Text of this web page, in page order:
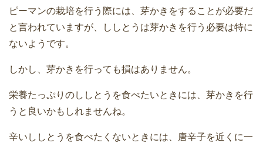
ピーマンの栽培を行う際には、芽かきをすることが必要だ
と言われていますが、ししとうは芽かきを行う必要は特に
ないようです。
しかし、芽かきを行っても損はありません。
栄養たっぷりのししとうを食べたいときには、芽かきを行
うと良いかもしれませんね。
辛いししとうを食べたくないときには、唐辛子を近くに一